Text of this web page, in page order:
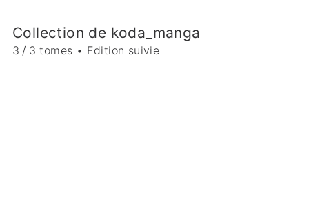
Collection de koda_manga
3 / 3 tomes • Edition suivie